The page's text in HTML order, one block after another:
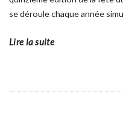
se déroule chaque année
Lire la suite